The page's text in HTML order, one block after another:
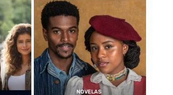
NOVELAS